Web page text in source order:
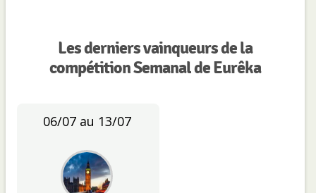
Les derniers vainqueurs de la
compétition Semanal de Eurêka
06/07 au 13/07